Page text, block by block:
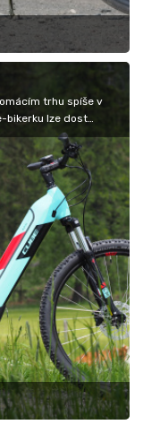
trhu spíše v
bikerku lze dost